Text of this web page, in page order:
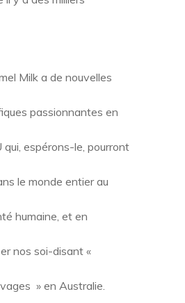
Milk a de nouvelles
passionnantes en
qui, espérons-le, pourront
le monde entier au
humaine, et en
nos soi-disant «
» en Australie.